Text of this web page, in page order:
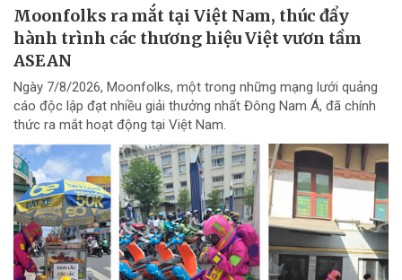
Moonfolks ra mắt tại Việt Nam, thúc đẩy
hành trình các thương hiệu Việt vươn tầm
ASEAN
Ngày 7/8/2026, Moonfolks, một trong những mạng lưới quảng
cáo độc lập đạt nhiều giải thưởng nhất Đông Nam Á, đã chính
thức ra mắt hoạt động tại Việt Nam.